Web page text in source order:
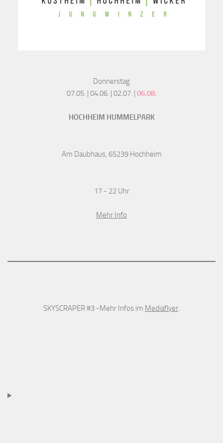
Donnerstag
07.05. | 04.06. | 02.07. | 06.08.
HOCHHEIM HUMMELPARK
Am Daubhaus, 65239 Hochheim
17 - 22 Uhr
Mehr Info
SKYSCRAPER #3 -Mehr Infos im Mediaflyer.